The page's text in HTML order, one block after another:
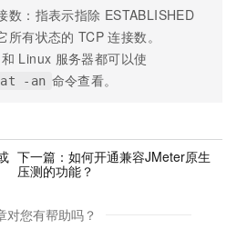
数：指表示指除 ESTABLISHED
所有状态的 TCP 连接数。
和 Linux 服务器都可以使
-an 命令查看。
下一篇：如何开通兼容JMeter原生
压测的功能？
对您有帮助吗？